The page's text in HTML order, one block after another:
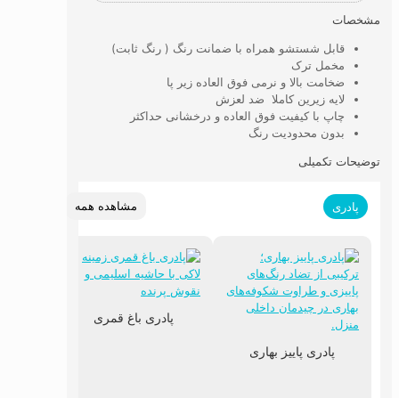
مشخصات
قابل شستشو همراه با ضمانت رنگ ( رنگ ثابت)
مخمل ترک
ضخامت بالا و نرمی فوق العاده زیر پا
لایه زیرین کاملا ضد لعزش
چاپ با کیفیت فوق العاده و درخشانی حداکثر
بدون محدودیت رنگ
توضیحات تکمیلی
پادری مشاهده همه
پادری پاییز بهاری
پادری باغ قمری